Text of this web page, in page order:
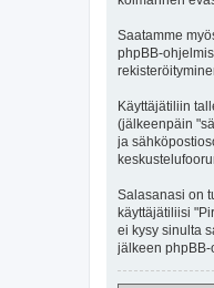
Saatamme
phpBB-
Käyttäjätiliin
(jälkeenpäin
ja
Salasanasi on
käyttäjätiliisi
ei kysy sinulta
jälkeen phpBB-